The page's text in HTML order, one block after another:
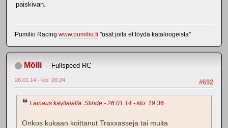
paiskivan.
Pumilio Racing www.pumilio.fi "osat joita et löydä kataloogeista"
Mölli Fullspeed RC
#692
26.01.14 - klo: 20.24
Lainaus käyttäjältä: Stinde - 26.01.14 - klo: 19.36
Onkos kukaan koittanut Traxxasseja tai muita